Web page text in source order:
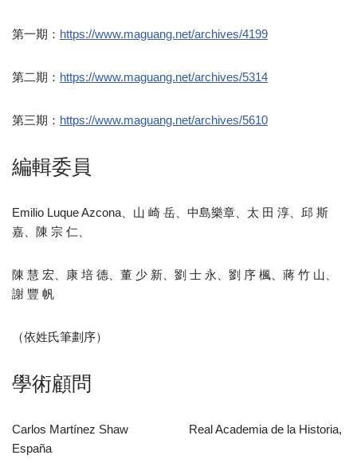
第一期： https://www.maguang.net/archives/4199
第二期： https://www.maguang.net/archives/5314
第三期： https://www.maguang.net/archives/5610
編輯委員
Emilio Luque Azcona、山 崎 岳、中島樂章、太 田 淳、邱 斯
嘉、陳 宗 仁、
陳 慧 宏、康 培 德、董 少 新、劉 士 永、劉 序 楓、蔣 竹 山、
謝 豐 帆
（依姓氏筆劃序）
學術顧問
Carlos Martínez Shaw Real Academia de la Historia,
España